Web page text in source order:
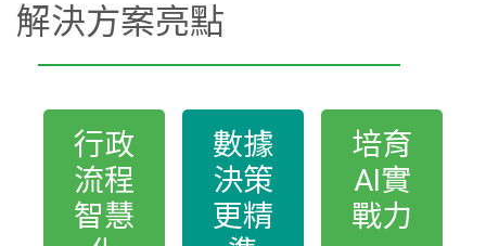
解決方案亮點
行政
流程
智慧
數據
決策
更精
培育
AI實
戰力